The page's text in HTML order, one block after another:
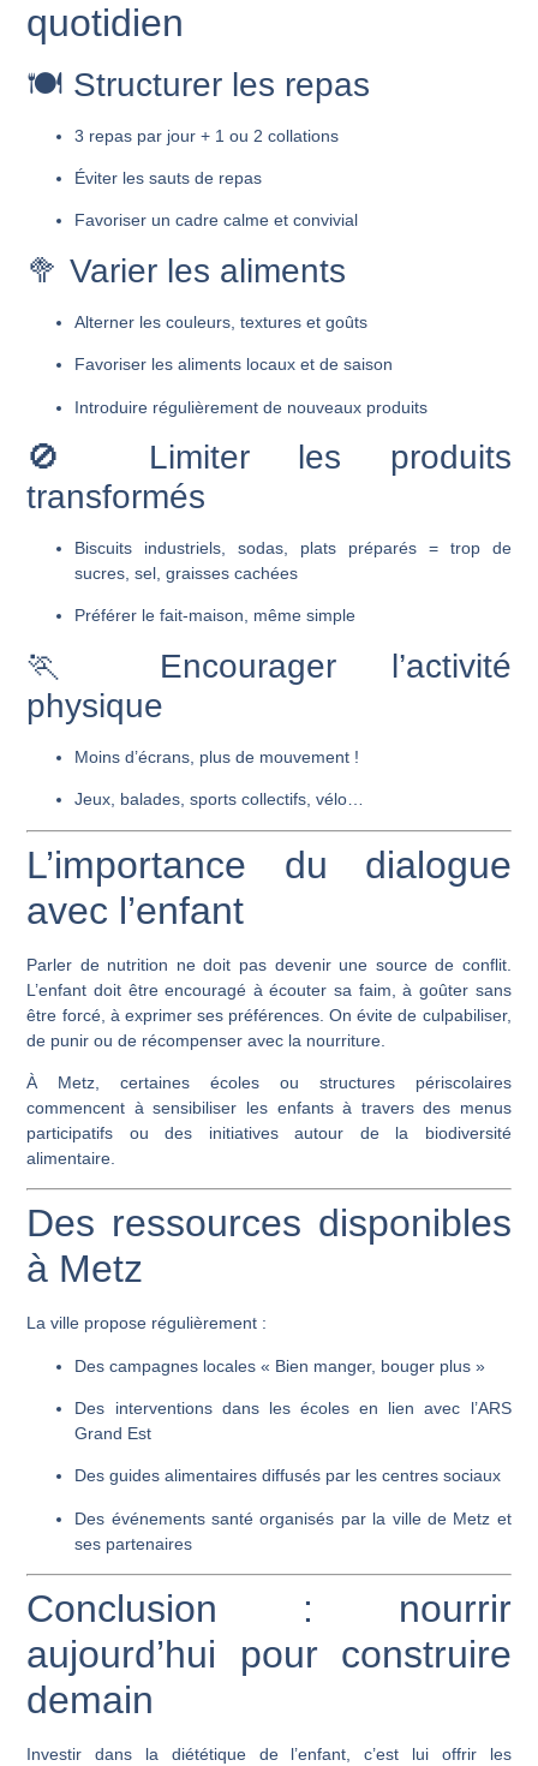
quotidien
🍽 Structurer les repas
3 repas par jour + 1 ou 2 collations
Éviter les sauts de repas
Favoriser un cadre calme et convivial
🥦 Varier les aliments
Alterner les couleurs, textures et goûts
Favoriser les aliments locaux et de saison
Introduire régulièrement de nouveaux produits
🚫 Limiter les produits
transformés
Biscuits industriels, sodas, plats préparés = trop de
sucres, sel, graisses cachées
Préférer le fait-maison, même simple
🏃 Encourager l’activité
physique
Moins d’écrans, plus de mouvement !
Jeux, balades, sports collectifs, vélo…
L’importance du dialogue
avec l’enfant
Parler de nutrition ne doit pas devenir une source de conflit.
L’enfant doit être encouragé à écouter sa faim, à goûter sans
être forcé, à exprimer ses préférences. On évite de culpabiliser,
de punir ou de récompenser avec la nourriture.
À Metz, certaines écoles ou structures périscolaires
commencent à sensibiliser les enfants à travers des menus
participatifs ou des initiatives autour de la biodiversité
alimentaire
Des ressources disponibles
à Metz
La ville propose régulièrement :
Des campagnes locales « Bien manger, bouger plus »
Des interventions dans les écoles en lien avec l’ARS
Grand Est
Des guides alimentaires diffusés par les centres sociaux
Des événements santé organisés par la ville de Metz et
ses partenaires
Conclusion : nourrir
aujourd’hui pour construire
demain
Investir dans la diététique de l’enfant, c’est lui offrir les